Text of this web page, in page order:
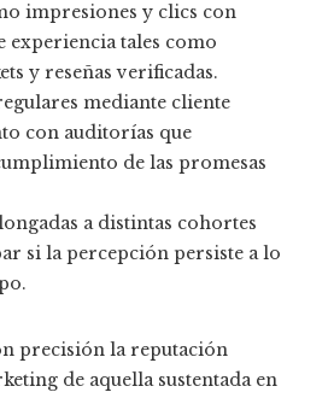
impresiones y clics con
experiencia tales como
y reseñas verificadas.
mediante cliente
con auditorías que
de las promesas
a distintas cohortes
si la percepción persiste a lo
precisión la reputación
de aquella sustentada en